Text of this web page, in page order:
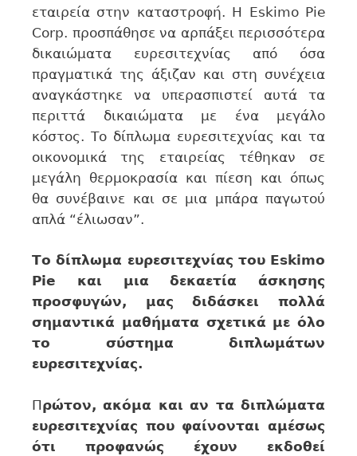
εταιρεία στην καταστροφή. Η Eskimo Pie
Corp. προσπάθησε να αρπάξει περισσότερα
δικαιώματα ευρεσιτεχνίας από όσα
πραγματικά της άξιζαν και στη συνέχεια
αναγκάστηκε να υπερασπιστεί αυτά τα
περιττά δικαιώματα με ένα μεγάλο
κόστος. Το δίπλωμα ευρεσιτεχνίας και τα
οικονομικά της εταιρείας τέθηκαν σε
μεγάλη θερμοκρασία και πίεση και όπως
θα συνέβαινε και σε μια μπάρα παγωτού
απλά “έλιωσαν”.
Το δίπλωμα ευρεσιτεχνίας του Eskimo
Pie και μια δεκαετία άσκησης
προσφυγών, μας διδάσκει πολλά
σημαντικά μαθήματα σχετικά με όλο
το σύστημα διπλωμάτων
ευρεσιτεχνίας.
Πρώτον, ακόμα και αν τα διπλώματα
ευρεσιτεχνίας που φαίνονται αμέσως
ότι προφανώς έχουν εκδοθεί